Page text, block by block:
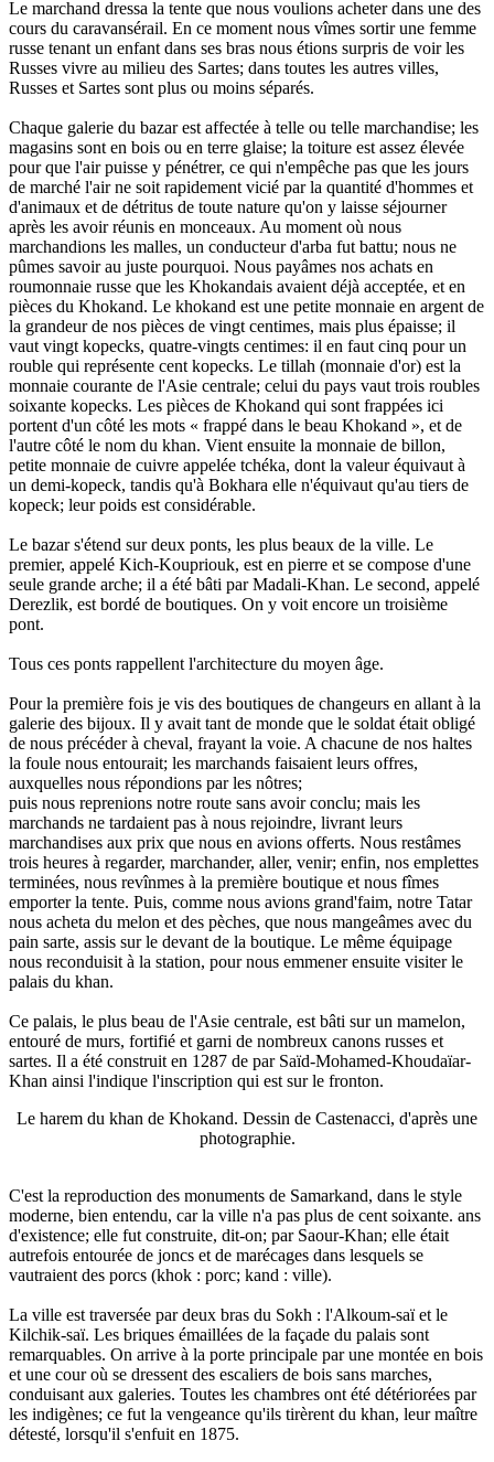
Le marchand dressa la tente que nous voulions acheter dans une des
cours du caravansérail. En ce moment nous vîmes sortir une femme
russe tenant un enfant dans ses bras nous étions surpris de voir les
Russes vivre au milieu des Sartes; dans toutes les autres villes,
Russes et Sartes sont plus ou moins séparés.
Chaque galerie du bazar est affectée à telle ou telle marchandise; les
magasins sont en bois ou en terre glaise; la toiture est assez élevée
pour que l'air puisse y pénétrer, ce qui n'empêche pas que les jours
de marché l'air ne soit rapidement vicié par la quantité d'hommes et
d'animaux et de détritus de toute nature qu'on y laisse séjourner
après les avoir réunis en monceaux. Au moment où nous
marchandions les malles, un conducteur d'arba fut battu; nous ne
pûmes savoir au juste pourquoi. Nous payâmes nos achats en
roumonnaie russe que les Khokandais avaient déjà acceptée, et en
pièces du Khokand. Le khokand est une petite monnaie en argent de
la grandeur de nos pièces de vingt centimes, mais plus épaisse; il
vaut vingt kopecks, quatre-vingts centimes: il en faut cinq pour un
rouble qui représente cent kopecks. Le tillah (monnaie d'or) est la
monnaie courante de l'Asie centrale; celui du pays vaut trois roubles
soixante kopecks. Les pièces de Khokand qui sont frappées ici
portent d'un côté les mots « frappé dans le beau Khokand », et de
l'autre côté le nom du khan. Vient ensuite la monnaie de billon,
petite monnaie de cuivre appelée tchéka, dont la valeur équivaut à
un demi-kopeck, tandis qu'à Bokhara elle n'équivaut qu'au tiers de
kopeck; leur poids est considérable.
Le bazar s'étend sur deux ponts, les plus beaux de la ville. Le
premier, appelé Kich-Koupriouk, est en pierre et se compose d'une
seule grande arche; il a été bâti par Madali-Khan. Le second, appelé
Derezlik, est bordé de boutiques. On y voit encore un troisième
pont.
Tous ces ponts rappellent l'architecture du moyen âge.
Pour la première fois je vis des boutiques de changeurs en allant à la
galerie des bijoux. Il y avait tant de monde que le soldat était obligé
de nous précéder à cheval, frayant la voie. A chacune de nos haltes
la foule nous entourait; les marchands faisaient leurs offres,
auxquelles nous répondions par les nôtres;
puis nous reprenions notre route sans avoir conclu; mais les
marchands ne tardaient pas à nous rejoindre, livrant leurs
marchandises aux prix que nous en avions offerts. Nous restâmes
trois heures à regarder, marchander, aller, venir; enfin, nos emplettes
terminées, nous revînmes à la première boutique et nous fîmes
emporter la tente. Puis, comme nous avions grand'faim, notre Tatar
nous acheta du melon et des pèches, que nous mangeâmes avec du
pain sarte, assis sur le devant de la boutique. Le même équipage
nous reconduisit à la station, pour nous emmener ensuite visiter le
palais du khan.
Ce palais, le plus beau de l'Asie centrale, est bâti sur un mamelon,
entouré de murs, fortifié et garni de nombreux canons russes et
sartes. Il a été construit en 1287 de par Saïd-Mohamed-Khoudaïar-
Khan ainsi l'indique l'inscription qui est sur le fronton.
Le harem du khan de Khokand. Dessin de Castenacci, d'après une
photographie.
C'est la reproduction des monuments de Samarkand, dans le style
moderne, bien entendu, car la ville n'a pas plus de cent soixante. ans
d'existence; elle fut construite, dit-on; par Saour-Khan; elle était
autrefois entourée de joncs et de marécages dans lesquels se
vautraient des porcs (khok : porc; kand : ville).
La ville est traversée par deux bras du Sokh : l'Alkoum-saï et le
Kilchik-saï. Les briques émaillées de la façade du palais sont
remarquables. On arrive à la porte principale par une montée en bois
et une cour où se dressent des escaliers de bois sans marches,
conduisant aux galeries. Toutes les chambres ont été détériorées par
les indigènes; ce fut la vengeance qu'ils tirèrent du khan, leur maître
détesté, lorsqu'il s'enfuit en 1875.